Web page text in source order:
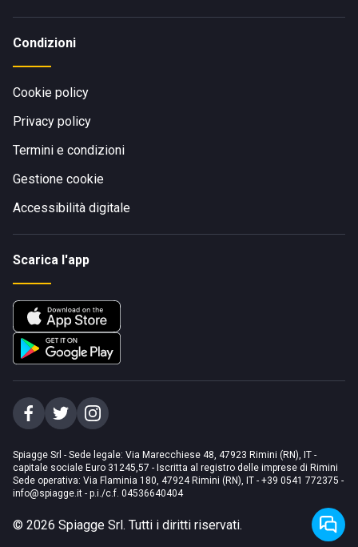
Condizioni
Cookie policy
Privacy policy
Termini e condizioni
Gestione cookie
Accessibilità digitale
Scarica l'app
Spiagge Srl - Sede legale: Via Marecchiese 48, 47923 Rimini (RN), IT -
capitale sociale Euro 31245,57 - Iscritta al registro delle imprese di Rimini
Sede operativa: Via Flaminia 180, 47924 Rimini (RN), IT - +39 0541 772375 -
info@spiagge.it - p.i./c.f. 04536640404
© 2026 Spiagge Srl. Tutti i diritti riservati.